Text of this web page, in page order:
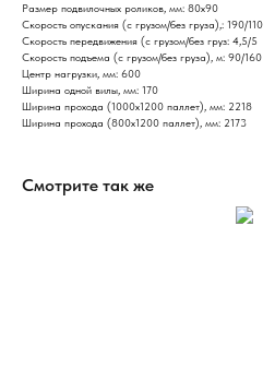
Размер подвилочных роликов, мм: 80х90
Скорость опускания (с грузом/без груза),: 190/110
Скорость передвижения (с грузом/без груз: 4,5/5
Скорость подъема (с грузом/без груза), м: 90/160
Центр нагрузки, мм: 600
Ширина одной вилы, мм: 170
Ширина прохода (1000х1200 паллет), мм: 2218
Ширина прохода (800х1200 паллет), мм: 2173
Смотрите так же